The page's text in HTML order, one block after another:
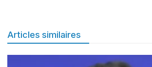
Articles similaires